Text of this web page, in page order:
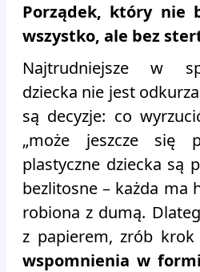
Porządek, który nie
wszystko, ale bez
Najtrudniejsze w
dziecka nie jest
są decyzje: co
„może jeszcze się
plastyczne dziecka są
bezlitosne – każda ma
robiona z dumą.
z papierem, zrób
wspomnienia w